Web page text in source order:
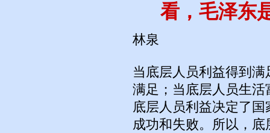
看，毛泽东
林泉
当底层人员利益得到
满足；当底层人员生
底层人员利益决定了
成功和失败。所以，